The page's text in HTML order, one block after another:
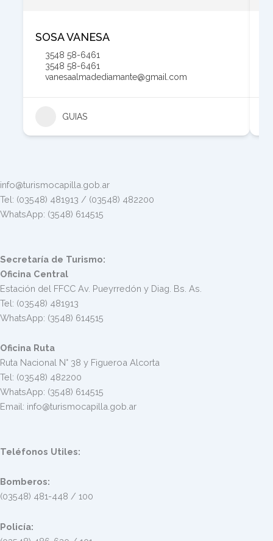
SOSA VANESA
3548 58-6461
3548 58-6461
vanesaalmadediamante@gmail.com
GUIAS
info@turismocapilla.gob.ar
Tel: (03548) 481913 / (03548) 482200
WhatsApp: (3548) 614515
Secretaría de Turismo:
Oficina Central
Estación del FFCC Av. Pueyrredón y Diag. Bs. As.
Tel: (03548) 481913
WhatsApp: (3548) 614515
Oficina Ruta
Ruta Nacional N° 38 y Figueroa Alcorta
Tel: (03548) 482200
WhatsApp: (3548) 614515
Email: info@turismocapilla.gob.ar
Teléfonos Utiles:
Bomberos:
(03548) 481-448 / 100
Policía: